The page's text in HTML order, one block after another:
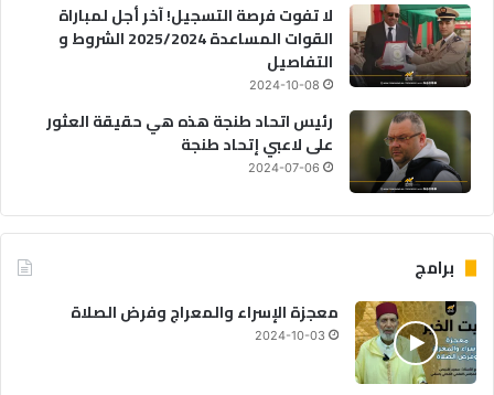
لا تفوت فرصة التسجيل! آخر أجل لمباراة
القوات المساعدة 2025/2024 الشروط و
التفاصيل
2024-10-08
رئيس اتحاد طنجة هذه هي حقيقة العثور
على لاعبي إتحاد طنجة
2024-07-06
برامج
معجزة الإسراء والمعراج وفرض الصلاة
2024-10-03